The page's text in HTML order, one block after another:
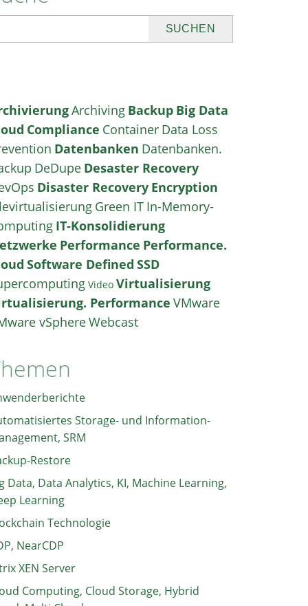
Archiving Backup Big Data
Compliance Container Data Loss
Datenbanken Datenbanken.
DeDupe Desaster Recovery
Disaster Recovery Encryption
Green IT In-Memory-
IT-Konsolidierung
Performance Performance.
Software Defined SSD
Video Virtualisierung
Performance VMware
vSphereWebcast
Storage- und Information-
SRM
Restore
Data, Data Analytics, KI, Machine Learning,
Learning
Technologie
NearCDP
XEN Server
Computing, Cloud Storage, Hybrid